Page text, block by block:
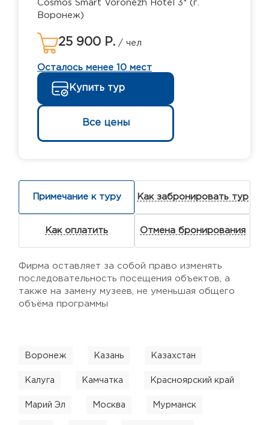
Cosmos Smart Voronezh Hotel 3* (г.
Воронеж)
25 900 Р. / чел
Осталось менее 10 мест
Купить тур
Все цены
Примечание к туру Как забронировать тур
Как оплатить Отмена бронирования
Фирма оставляет за собой право изменять
последовательность посещения объектов, а
также на замену музеев, не уменьшая общего
объёма программы
Воронеж Казань Казахстан
Калуга Камчатка Красноярский край
Марий Эл Москва Мурманск